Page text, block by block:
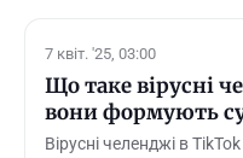
7 квіт. '25, 03:00
Що таке вірусні
вони формують
Вірусні челенджі в